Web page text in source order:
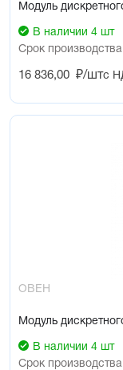
Модуль
В наличии 4 шт
Срок
16 836,00 ₽/штс
ОВЕН
Модуль
В наличии 4 шт
Срок